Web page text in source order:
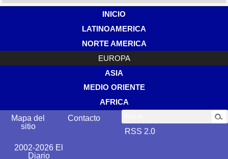
INICIO
LATINOAMERICA
NORTE AMERICA
EUROPA
ASIA
MEDIO ORIENTE
AFRICA
Mapa del
sitio
Contacto
RSS 2.0
2002-2026 El
Diario